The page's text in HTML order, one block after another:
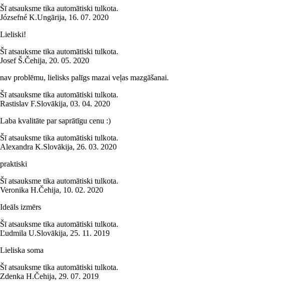
Šī atsauksme tika automātiski tulkota.
Józsefné K.Ungārija, 16. 07. 2020
Lieliski!
Šī atsauksme tika automātiski tulkota.
Josef Š.Čehija, 20. 05. 2020
nav problēmu, lielisks palīgs mazai veļas mazgāšanai.
Šī atsauksme tika automātiski tulkota.
Rastislav F.Slovākija, 03. 04. 2020
Laba kvalitāte par saprātīgu cenu :)
Šī atsauksme tika automātiski tulkota.
Alexandra K.Slovākija, 26. 03. 2020
praktiski
Šī atsauksme tika automātiski tulkota.
Veronika H.Čehija, 10. 02. 2020
Ideāls izmērs
Šī atsauksme tika automātiski tulkota.
Ľudmila U.Slovākija, 25. 11. 2019
Lieliska soma
Šī atsauksme tika automātiski tulkota.
Zdenka H.Čehija, 29. 07. 2019